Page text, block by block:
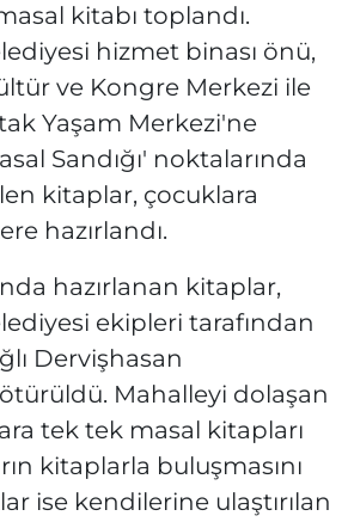
kitabı toplandı.
hizmet binası önü,
ve Kongre Merkezi ile
Yaşam Merkezi'ne
Sandığı' noktalarında
kitaplar, çocuklara
hazırlandı.
hazırlanan kitaplar,
ekipleri tarafından
Dervişhasan
Mahalleyi dolaşan
tek tek masal kitapları
kitaplarla buluşmasını
ise kendilerine ulaştırılan